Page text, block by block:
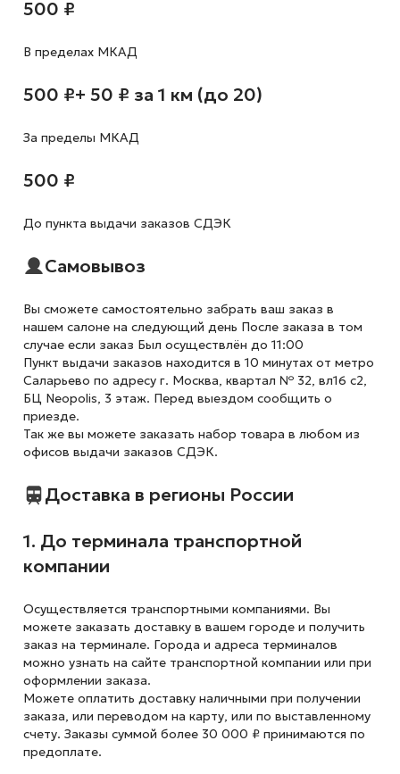
500 ₽
В пределах МКАД
500 ₽+ 50 ₽ за 1 км (до 20)
За пределы МКАД
500 ₽
До пункта выдачи заказов СДЭК
Самовывоз
Вы сможете самостоятельно забрать ваш заказ в
нашем салоне на следующий день После заказа в том
случае если заказ Был осуществлён до 11:00
Пункт выдачи заказов находится в 10 минутах от метро
Саларьево по адресу г. Москва, квартал № 32, вл16 с2,
БЦ Neopolis, 3 этаж. Перед выездом сообщить о
приезде.
Так же вы можете заказать набор товара в любом из
офисов выдачи заказов СДЭК.
Доставка в регионы России
1. До терминала транспортной
компании
Осуществляется транспортными компаниями. Вы
можете заказать доставку в вашем городе и получить
заказ на терминале. Города и адреса терминалов
можно узнать на сайте транспортной компании или при
оформлении заказа.
Можете оплатить доставку наличными при получении
заказа, или переводом на карту, или по выставленному
счету. Заказы суммой более 30 000 ₽ принимаются по
предоплате.